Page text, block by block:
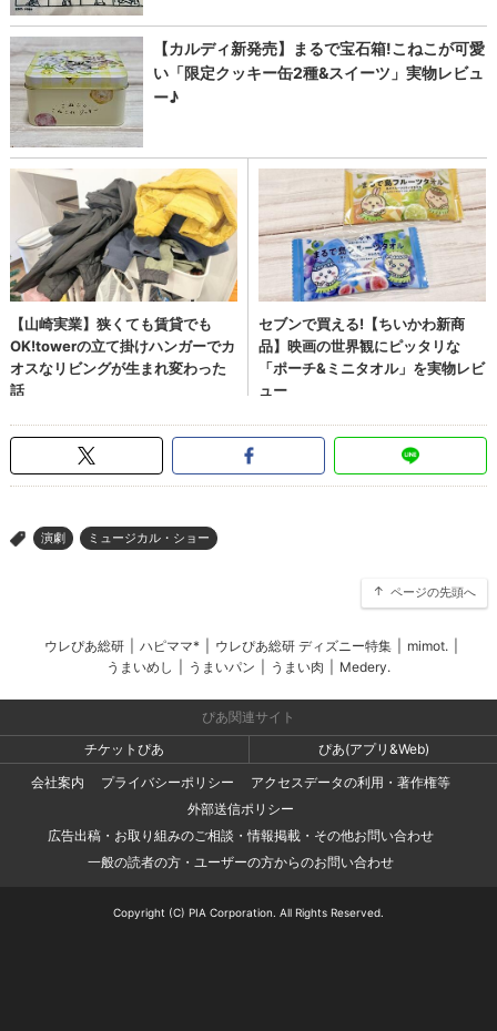
> 演劇 ミュージカル・ショー
ページの先頭へ
ウレぴあ総研 ハピママ* ウレぴあ総研 ディズニー特集 mimot.
うまいめし
うまいパン うまい肉 Medery.
ぴあ関連サイト
チケットぴあ
ぴあ(アプリ&Web)
会社案内
プライバシーポリシー
アクセスデータの利用・著作権等
外部送信ポリシー
広告出稿・お取り組みのご相談・情報掲載・その他お問い合わせ
一般の読者の方・ユーザーの方からのお問い合わせ
Copyright (C) PIA Corporation. All Rights Reserved.